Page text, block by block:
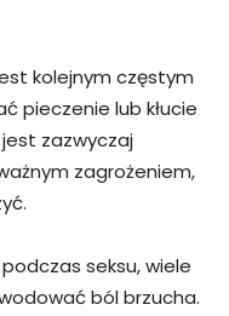
kolejnym częstym
pieczenie lub kłucie
zazwyczaj
zagrożeniem,
seksu, wiele
ból brzucha.